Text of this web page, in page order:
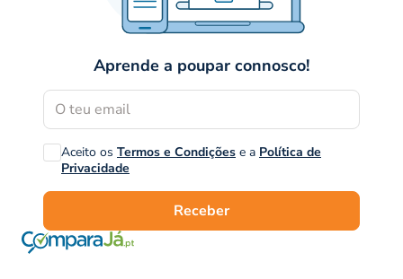
Aprende a poupar connosco!
Aceito os Termos e Condições e a Política de
Privacidade
Receber